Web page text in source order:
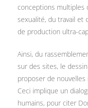
conceptions multiples
sexualité, du travail et
de production ultra-
Ainsi, du
sur des sites, le
proposer de
Ceci implique un
humains, pour citer